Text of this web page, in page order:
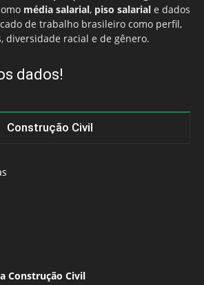
média salarial, piso salarial e dados
de trabalho brasileiro como perfil,
diversidade racial e de gênero.
dados!
Construção Civil
Construção Civil